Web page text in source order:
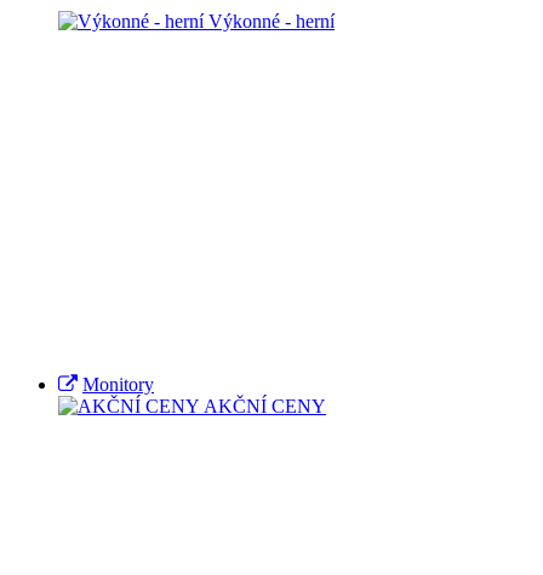
Výkonné - herní
Monitory
AKČNÍ CENY